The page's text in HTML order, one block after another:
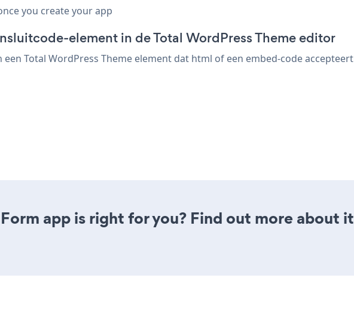
you create your app
element in de Total WordPress Theme editor
Total WordPress Theme element dat html of een embed-code
app is right for you? Find out more about